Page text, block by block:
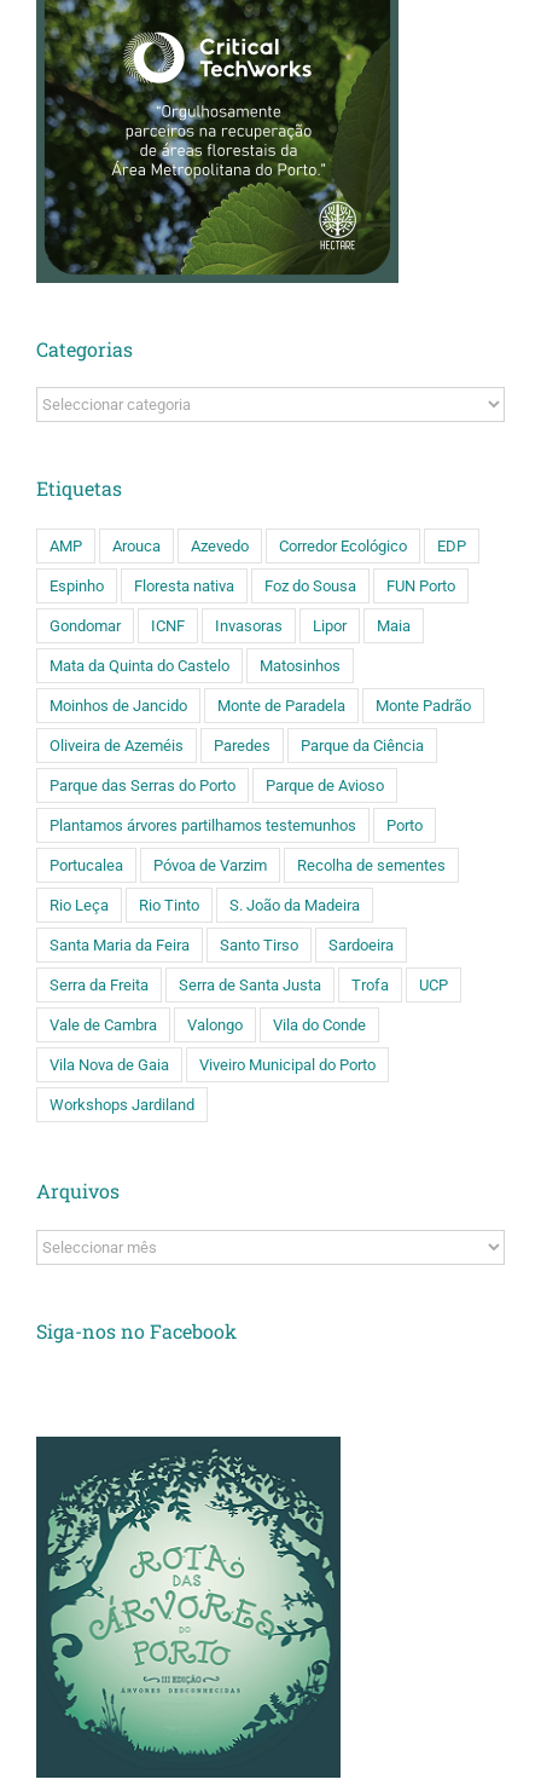
Categorias
Categorias
Etiquetas
AMP Arouca Azevedo Corredor Ecológico EDP
Espinho Floresta nativa Foz do Sousa FUN Porto
Gondomar ICNF Invasoras Lipor Maia
Mata da Quinta do Castelo Matosinhos
Moinhos de Jancido Monte de Paradela Monte Padrão
Oliveira de Azeméis Paredes Parque da Ciência
Parque das Serras do Porto Parque de Avioso
Plantamos árvores partilhamos testemunhos Porto
Portucalea Póvoa de Varzim Recolha de sementes
Rio Leça Rio Tinto S. João da Madeira
Santa Maria da Feira Santo Tirso Sardoeira
Serra da Freita Serra de Santa Justa Trofa UCP
Vale de Cambra Valongo Vila do Conde
Vila Nova de Gaia Viveiro Municipal do Porto
Workshops Jardiland
Arquivos
Arquivos
Siga-nos no Facebook